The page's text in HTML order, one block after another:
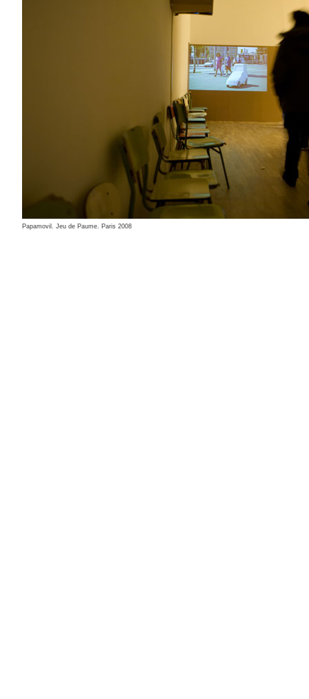
Papamovil. Jeu de Paume. Paris 2008